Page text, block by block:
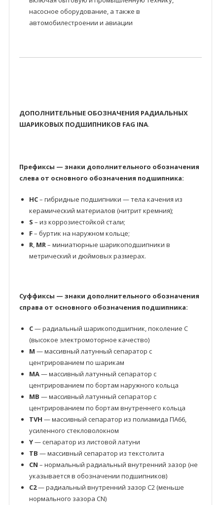
насосное оборудование, а также в
автомобилестроении и авиации
ДОПОЛНИТЕЛЬНЫЕ ОБОЗНАЧЕНИЯ РАДИАЛЬНЫХ
ШАРИКОВЫХ ПОДШИПНИКОВ FAG INA.
Префиксы — знаки дополнительного обозначения
слева от основного обозначения подшипника:
HC– гибридные подшипники — тела качения из
керамический материалов (нитрит кремния);
S – из коррозиестойкой стали;
F– буртик на наружном кольце;
R, MR– миниатюрные шарикоподшипники в
метрический и дюймовых размерах.
Суффиксы — знаки дополнительного обозначения
справа от основного обозначения подшипника:
C— радиальный шарикоподшипник, поколение C
(высокое электромоторное качество)
M — массивный латунный сепаратор с
центрированием по шарикам
MA— массивный латунный сепаратор с
центрированием по бортам наружного кольца
MB — массивный латунный сепаратор с
центрированием по бортам внутреннего кольца
TVH — массивный сепаратор из полиамида ПА66,
усиленного стекловолокном
Y— сепаратор из листовой латуни
TB — массивный сепаратор из текстолита
CN – нормальный радиальный внутренний зазор (не
указывается в обозначении подшипников)
C2— радиальный внутренний зазор C2 (меньше
нормального зазора CN)